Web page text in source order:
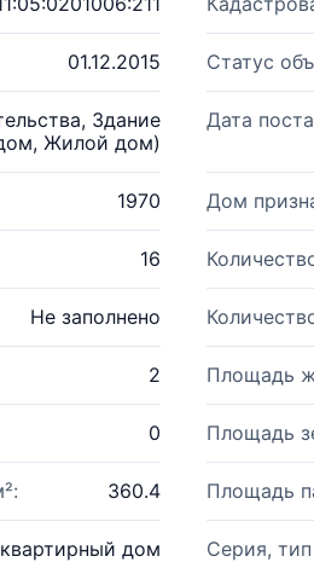
01.12.2015 Статус
Здание
Жилой дом)
Дата
1970 Дом
16
Не заполнено
2 Площадь
0 Площадь
360.4 Площадь
дом Серия,